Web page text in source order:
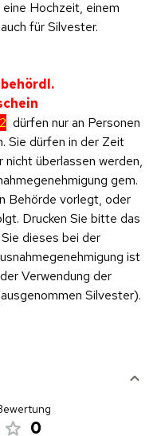
Hochzeit, einem
für Silvester.
dürfen nur an Personen
Sie dürfen in der Zeit
nicht überlassen werden,
gem.
Behörde vorlegt, oder
Drucken Sie bitte das
dieses bei der
ist
Verwendung der
Silvester).
0